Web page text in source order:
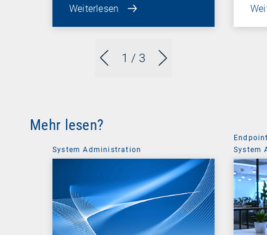
1 / 3
Weiterlesen
Mehr lesen?
System Administration
System